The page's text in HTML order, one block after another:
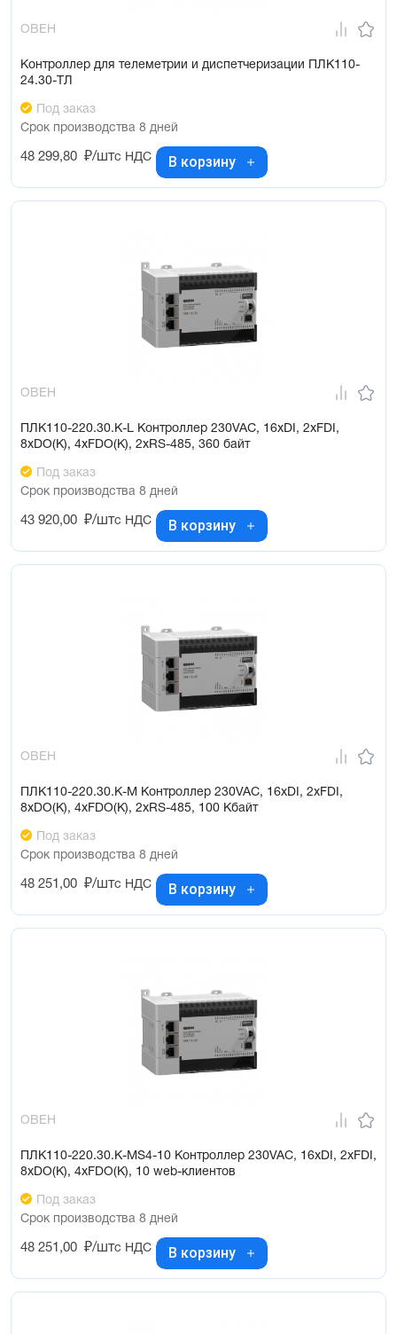
ОВЕН
Контроллер для телеметрии и диспетчеризации ПЛК110-
24.30-ТЛ
Под заказ
Срок производства 8 дней
48 299,80 ₽/штс НДС В корзину
ОВЕН
ПЛК110-220.30.К-L Контроллер 230VAC, 16xDI, 2xFDI,
8xDO(К), 4xFDO(К), 2xRS-485, 360 байт
Под заказ
Срок производства 8 дней
43 920,00 ₽/штс НДС В корзину
ОВЕН
ПЛК110-220.30.К-М Контроллер 230VAC, 16xDI, 2xFDI,
8xDO(К), 4xFDO(К), 2xRS-485, 100 Кбайт
Под заказ
Срок производства 8 дней
48 251,00 ₽/штс НДС В корзину
ОВЕН
ПЛК110-220.30.К-МS4-10 Контроллер 230VAC, 16xDI, 2xFDI,
8xDO(К), 4xFDO(К), 10 web-клиентов
Под заказ
Срок производства 8 дней
48 251,00 ₽/штс НДС В корзину